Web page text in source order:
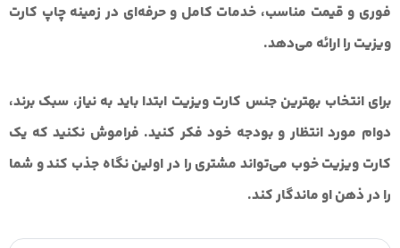
فوری و قیمت مناسب، خدمات کامل و حرفه‌ای در زمینه چاپ کارت
ویزیت را ارائه می‌دهد.
برای انتخاب بهترین جنس کارت ویزیت ابتدا باید به نیاز، سبک برند،
دوام مورد انتظار و بودجه خود فکر کنید. فراموش نکنید که یک
کارت ویزیت خوب می‌تواند مشتری را در اولین نگاه جذب کند و شما
را در ذهن او ماندگار کند.